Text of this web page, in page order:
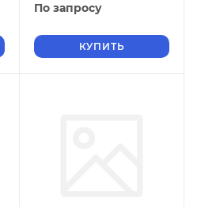
По запросу
КУПИТЬ